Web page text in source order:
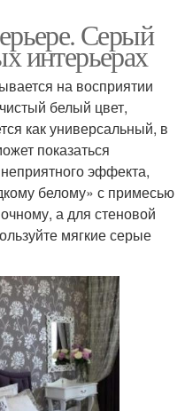
Серый
интерьерах
на восприятии
белый цвет,
как универсальный, в
показаться
эффекта,
белому» с примесью
а для стеновой
мягкие серые